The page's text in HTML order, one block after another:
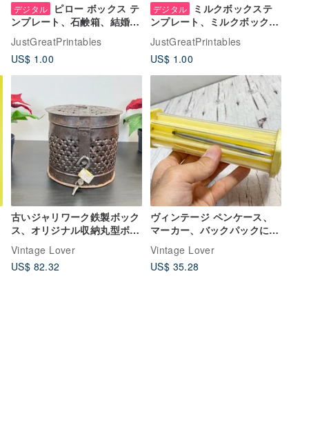
デジタル
ピロー ボックス テ
ンプレート、石鹸箱、結婚式
の記念品ボックス、誕生日ボ
ックス、ギフト ボックス、
8.5x11
JustGreatPrintables
US$ 1.00
デジタル
ミルクボックステ
ンプレート、ミルクボック
ス、牛乳パック、カートンボ
ックス、ゲーブルトップカー
トン、ジュースボックス
JustGreatPrintables
US$ 1.00
古いジャリワーク鉄製ボック
ス、オリジナル収納丸型ボッ
Vintage Lover
US$ 82.32
ヴィンテージ ペンケース、
マーカー、バックパックに最
Vintage Lover
US$ 35.28